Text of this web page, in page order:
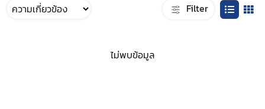
Filter
ไม่พบข้อมูล